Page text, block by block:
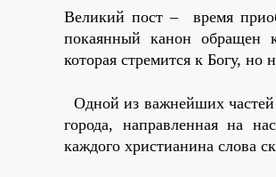
Великий пост – время
покаянный канон обращен
которая стремится к Богу, но
Одной из важнейших частей
города, направленная на
каждого христианина слова